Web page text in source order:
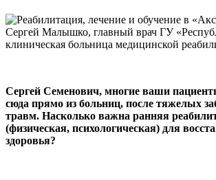
Сергей Малышко, главный врач ГУ
клиническая больница медицинской
Сергей Семенович, многие ваши
сюда прямо из больниц, после тяжелых
травм. Насколько важна ранняя
(физическая, психологическая) для
здоровья?